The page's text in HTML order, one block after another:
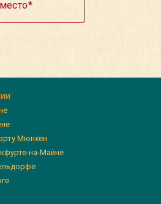
Мюнхен
на-Майне